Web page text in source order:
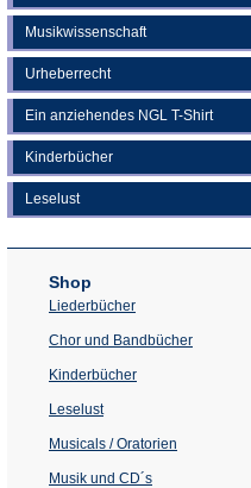
Musikwissenschaft
Urheberrecht
Ein anziehendes NGL T-Shirt
Kinderbücher
Leselust
Shop
Liederbücher
Chor und Bandbücher
Kinderbücher
Leselust
Musicals / Oratorien
Musik und CD´s